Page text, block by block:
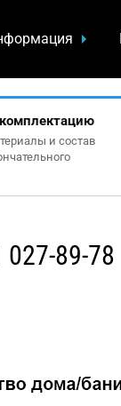
и состав
027-89-78